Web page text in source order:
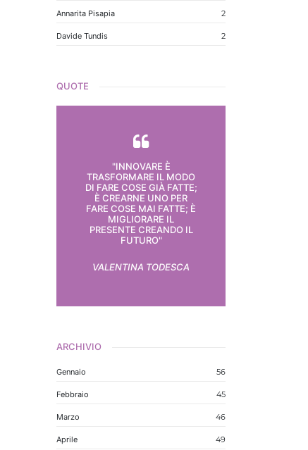
Annarita Pisapia 2
Davide Tundis 2
QUOTE
"INNOVARE È
TRASFORMARE IL MODO
DI FARE COSE GIÀ FATTE;
È CREARNE UNO PER
FARE COSE MAI FATTE; È
MIGLIORARE IL
PRESENTE CREANDO IL
FUTURO"
VALENTINA TODESCA
ARCHIVIO
Gennaio 56
Febbraio 45
Marzo 46
Aprile 49